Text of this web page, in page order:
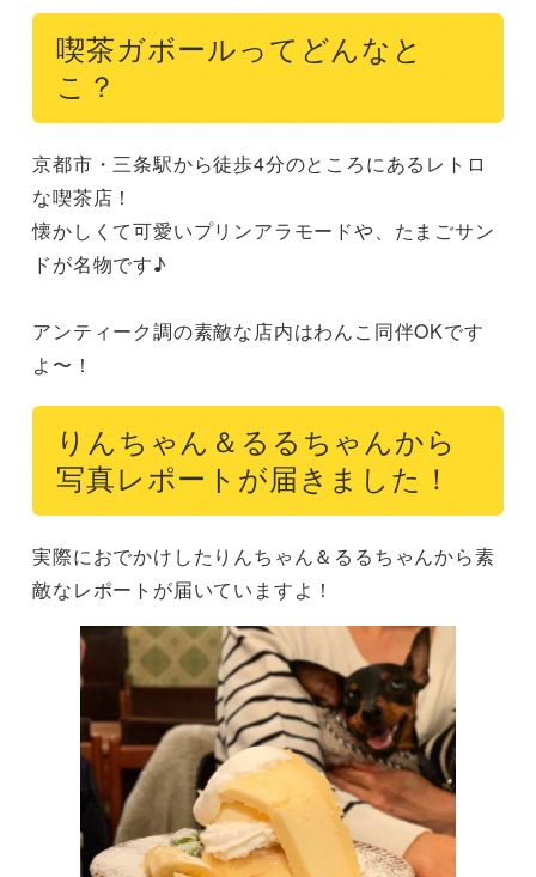
喫茶ガボールってどんなと
こ？
京都市・三条駅から徒歩4分のところにあるレトロ
な喫茶店！
懐かしくて可愛いプリンアラモードや、たまごサン
ドが名物です♪
アンティーク調の素敵な店内はわんこ同伴OKです
よ〜！
りんちゃん＆るるちゃんから
写真レポートが届きました！
実際におでかけしたりんちゃん＆るるちゃんから素
敵なレポートが届いていますよ！